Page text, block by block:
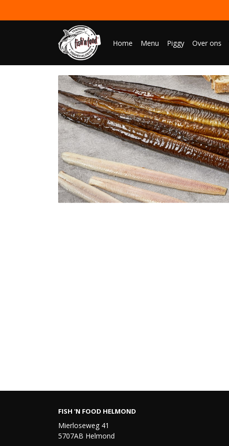
Home Menu Piggy Over ons
FISH 'N FOOD HELMOND
Mierloseweg 41
5707AB Helmond